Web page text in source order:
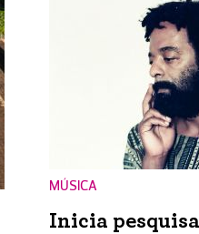
MÚSICA
Inicia